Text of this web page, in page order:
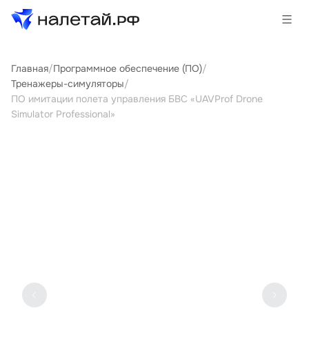
Товары
Услуги
Партнеры
Новости и аналитика
Главная/Программное обеспечение (ПО)/
Тренажеры-симуляторы/
ПО имитации полета управления БВС «UAVProf Drone
Simulator Professional»